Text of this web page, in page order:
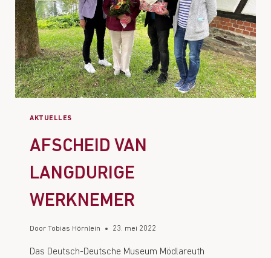
AKTUELLES
AFSCHEID VAN
LANGDURIGE
WERKNEMER
Door Tobias Hörnlein 23. mei 2022
Das Deutsch-Deutsche Museum Mödlareuth